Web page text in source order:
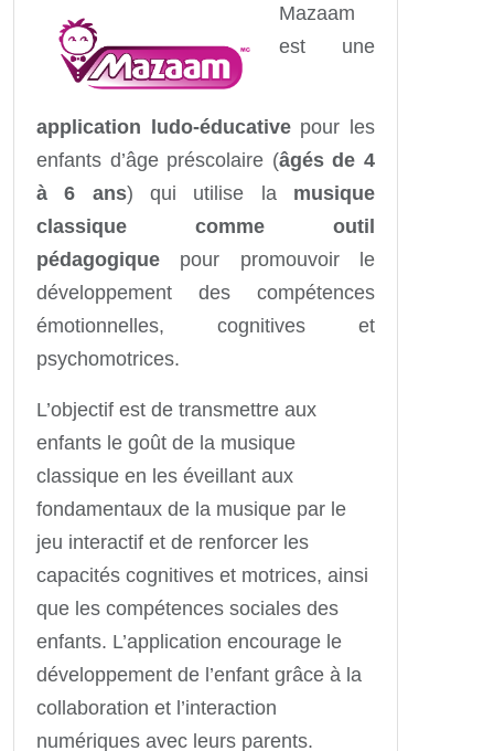
Mazaam
est une
application ludo-éducativepour les
enfants d’âge préscolaire (âgés de 4
à 6 ans) qui utilise la musique
classique comme outil
pédagogique pour promouvoir le
développement des compétences
émotionnelles, cognitives et
psychomotrices.
L’objectif est de transmettre aux
enfants le goût de la musique
classique en les éveillant aux
fondamentaux de la musique par le
jeu interactif et de renforcer les
capacités cognitives et motrices, ainsi
que les compétences sociales des
enfants. L’application encourage le
développement de l’enfant grâce à la
collaboration et l’interaction
numériques avec leurs parents.